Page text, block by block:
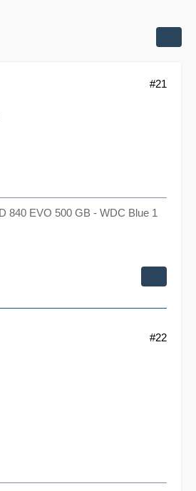
#21
840 EVO 500 GB - WDC Blue 1
#22